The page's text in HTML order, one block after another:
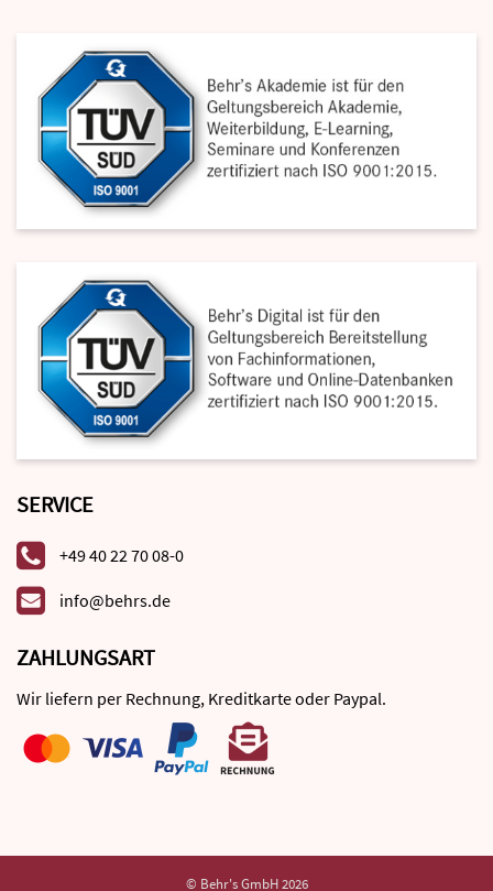
SERVICE
+49 40 22 70 08-0
info@behrs.de
ZAHLUNGSART
Wir liefern per Rechnung, Kreditkarte oder Paypal.
© Behr's GmbH 2026